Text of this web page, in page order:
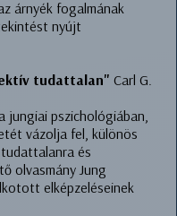
árnyék fogalmának
nyújt
tudattalan" Carl G.
jungiai pszichológiában,
vázolja fel, különös
és
olvasmány Jung
elképzeléseinek